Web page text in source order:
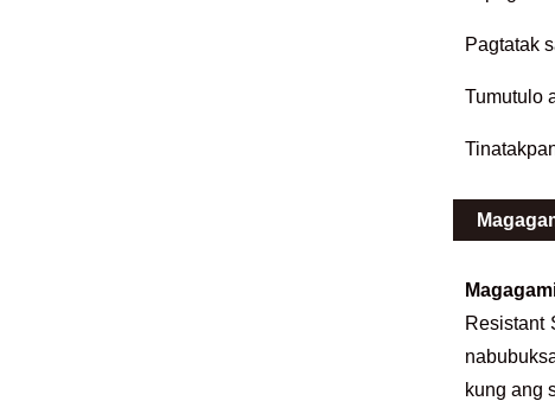
Pagtatak
Tumutulo
Resistant
kung ang